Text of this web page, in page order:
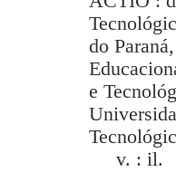
do
e
v. : il.